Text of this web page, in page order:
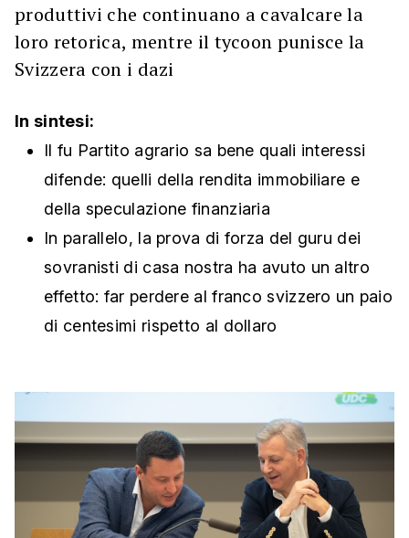
produttivi che continuano a cavalcare la
loro retorica, mentre il tycoon punisce la
Svizzera con i dazi
In sintesi:
Il fu Partito agrario sa bene quali interessi
difende: quelli della rendita immobiliare e
della speculazione finanziaria
In parallelo, la prova di forza del guru dei
sovranisti di casa nostra ha avuto un altro
effetto: far perdere al franco svizzero un paio
di centesimi rispetto al dollaro